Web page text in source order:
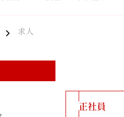
求人
正社員